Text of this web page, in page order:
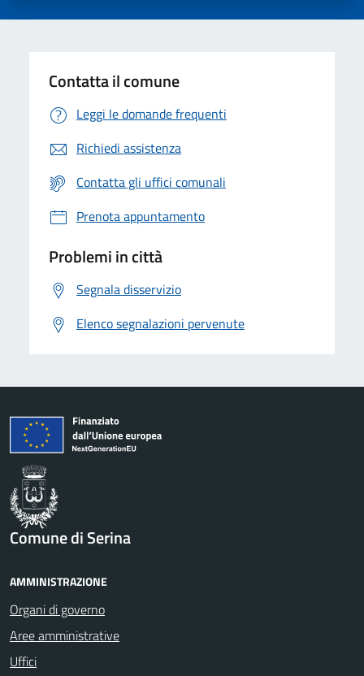
Contatta il comune
Leggi le domande frequenti
Richiedi assistenza
Contatta gli uffici comunali
Prenota appuntamento
Problemi in città
Segnala disservizio
Elenco segnalazioni pervenute
Comune di Serina
AMMINISTRAZIONE
Organi di governo
Aree amministrative
Uffici